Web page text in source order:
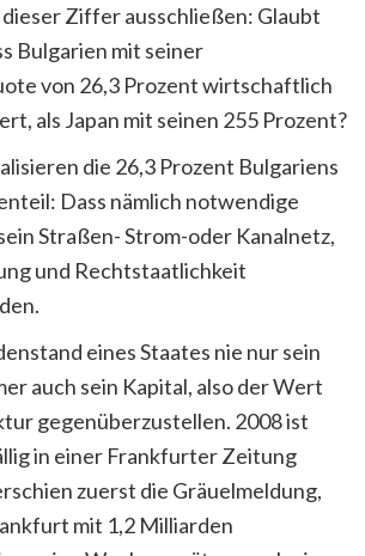
Ziffer ausschließen: Glaubt
Bulgarien mit seiner
von 26,3 Prozent wirtschaftlich
als Japan mit seinen 255 Prozent?
die 26,3 Prozent Bulgariens
Dass nämlich notwendige
Straßen- Strom-oder Kanalnetz,
und Rechtstaatlichkeit
eines Staates nie nur sein
auch sein Kapital, also der Wert
gegenüberzustellen. 2008 ist
in einer Frankfurter Zeitung
zuerst die Gräuelmeldung,
mit 1,2 Milliarden